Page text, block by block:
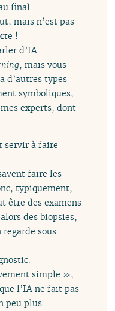
final
mais n’est pas
!
d’IA
, mais vous
d’autres types
symboliques,
experts, dont
servir à faire
faire les
typiquement,
être des examens
des biopsies,
sous
simple »,
l’IA ne fait pas
peu plus